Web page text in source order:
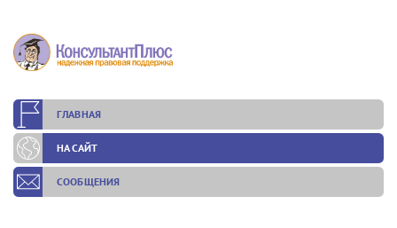
ГЛАВНАЯ
НА САЙТ
СООБЩЕНИЯ